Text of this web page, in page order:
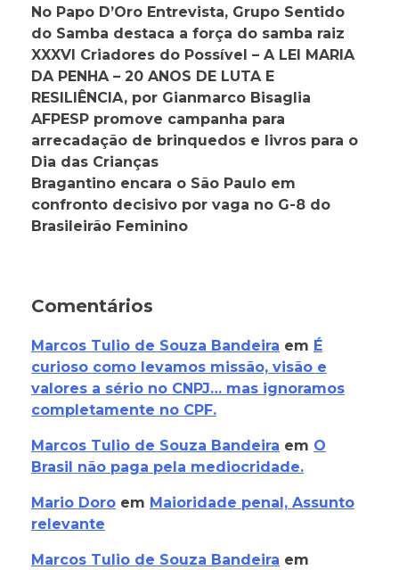
No Papo D’Oro Entrevista, Grupo Sentido
do Samba destaca a força do samba raiz
XXXVI Criadores do Possível – A LEI MARIA
DA PENHA – 20 ANOS DE LUTA E
RESILIÊNCIA, por Gianmarco Bisaglia
AFPESP promove campanha para
arrecadação de brinquedos e livros para o
Dia das Crianças
Bragantino encara o São Paulo em
confronto decisivo por vaga no G-8 do
Brasileirão Feminino
Comentários
Marcos Tulio de Souza Bandeira em É
curioso como levamos missão, visão e
valores a sério no CNPJ… mas ignoramos
completamente no CPF.
Marcos Tulio de Souza Bandeira em O
Brasil não paga pela mediocridade.
Mario Doro em Maioridade penal, Assunto
relevante
Marcos Tulio de Souza Bandeira em